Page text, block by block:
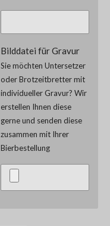
Bilddatei für Gravur
Sie möchten Untersetzer
oder Brotzeitbretter mit
individueller Gravur? Wir
erstellen Ihnen diese
gerne und senden diese
zusammen mit Ihrer
Bierbestellung